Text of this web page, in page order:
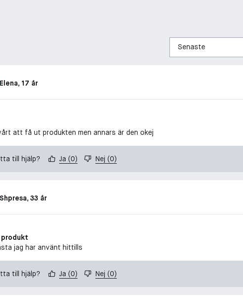
Sortera
efter
Elena, 17 år
att få ut produkten men annars är den okej
till hjälp? Ja (0) Nej (0)
Shpresa, 33 år
produkt
jag har använt hittills
till hjälp? Ja (0) Nej (0)